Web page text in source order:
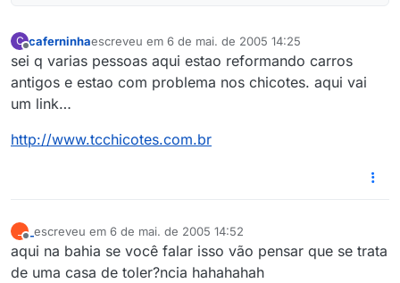
C
Offline
caferninhaescreveu em 6 de mai. de 2005 14:25
última edição por
sei q varias pessoas aqui estao reformando carros
antigos e estao com problema nos chicotes. aqui vai
um link…
http://www.tcchicotes.com.br
_
Offline
escreveu em 6 de mai. de 2005 14:52
última edição por
aqui na bahia se você falar isso vão pensar que se trata
de uma casa de toler?ncia hahahahah